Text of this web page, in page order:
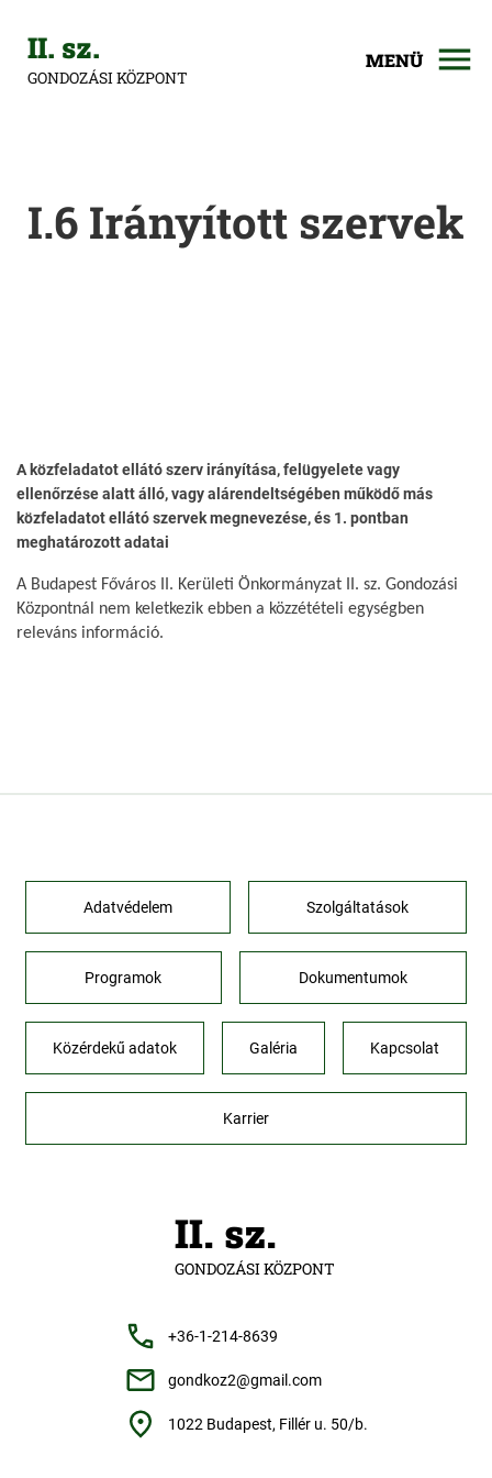
II. sz.
GONDOZÁSI KÖZPONT
MENÜ
I.6 Irányított szervek
A közfeladatot ellátó szerv irányítása, felügyelete vagy
ellenőrzése alatt álló, vagy alárendeltségében működő más
közfeladatot ellátó szervek megnevezése, és 1. pontban
meghatározott adatai
A Budapest Főváros II. Kerületi Önkormányzat II. sz. Gondozási
Központnál nem keletkezik ebben a közzétételi egységben
releváns információ.
II. sz.
GONDOZÁSI KÖZPONT
+36-1-214-8639
gondkoz2@gmail.com
1022 Budapest, Fillér u. 50/b.
Adatvédelem Szolgáltatások
Programok Dokumentumok
Közérdekű adatok Galéria Kapcsolat
Karrier